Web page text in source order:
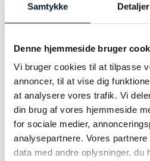
Samtykke Detaljer
Denne hjemmeside bruger
Vi bruger cookies til at tilpasse
annoncer, til at vise dig
at analysere vores trafik. Vi
din brug af vores hjemmeside
for sociale medier,
analysepartnere. Vores
data med andre oplysninger, du
ANDET INFO
RELATEREDE VARER